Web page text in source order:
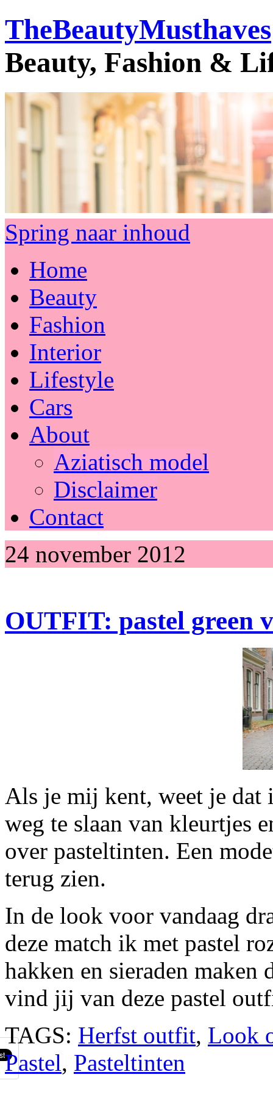
TheBeautyMusthaves
Beauty, Fashion &
Spring naar inhoud
Home
Beauty
Fashion
Interior
Lifestyle
Cars
About
Aziatisch model
Disclaimer
Contact
24 november 2012
OUTFIT: pastel green
Als je mij kent, weet je dat
weg te slaan van kleurtjes
over pasteltinten. Een
terug zien.
In de look voor vandaag
deze match ik met pastel
hakken en sieraden maken
vind jij van deze pastel
TAGS: Herfst outfit, Look
Pastel, Pasteltinten